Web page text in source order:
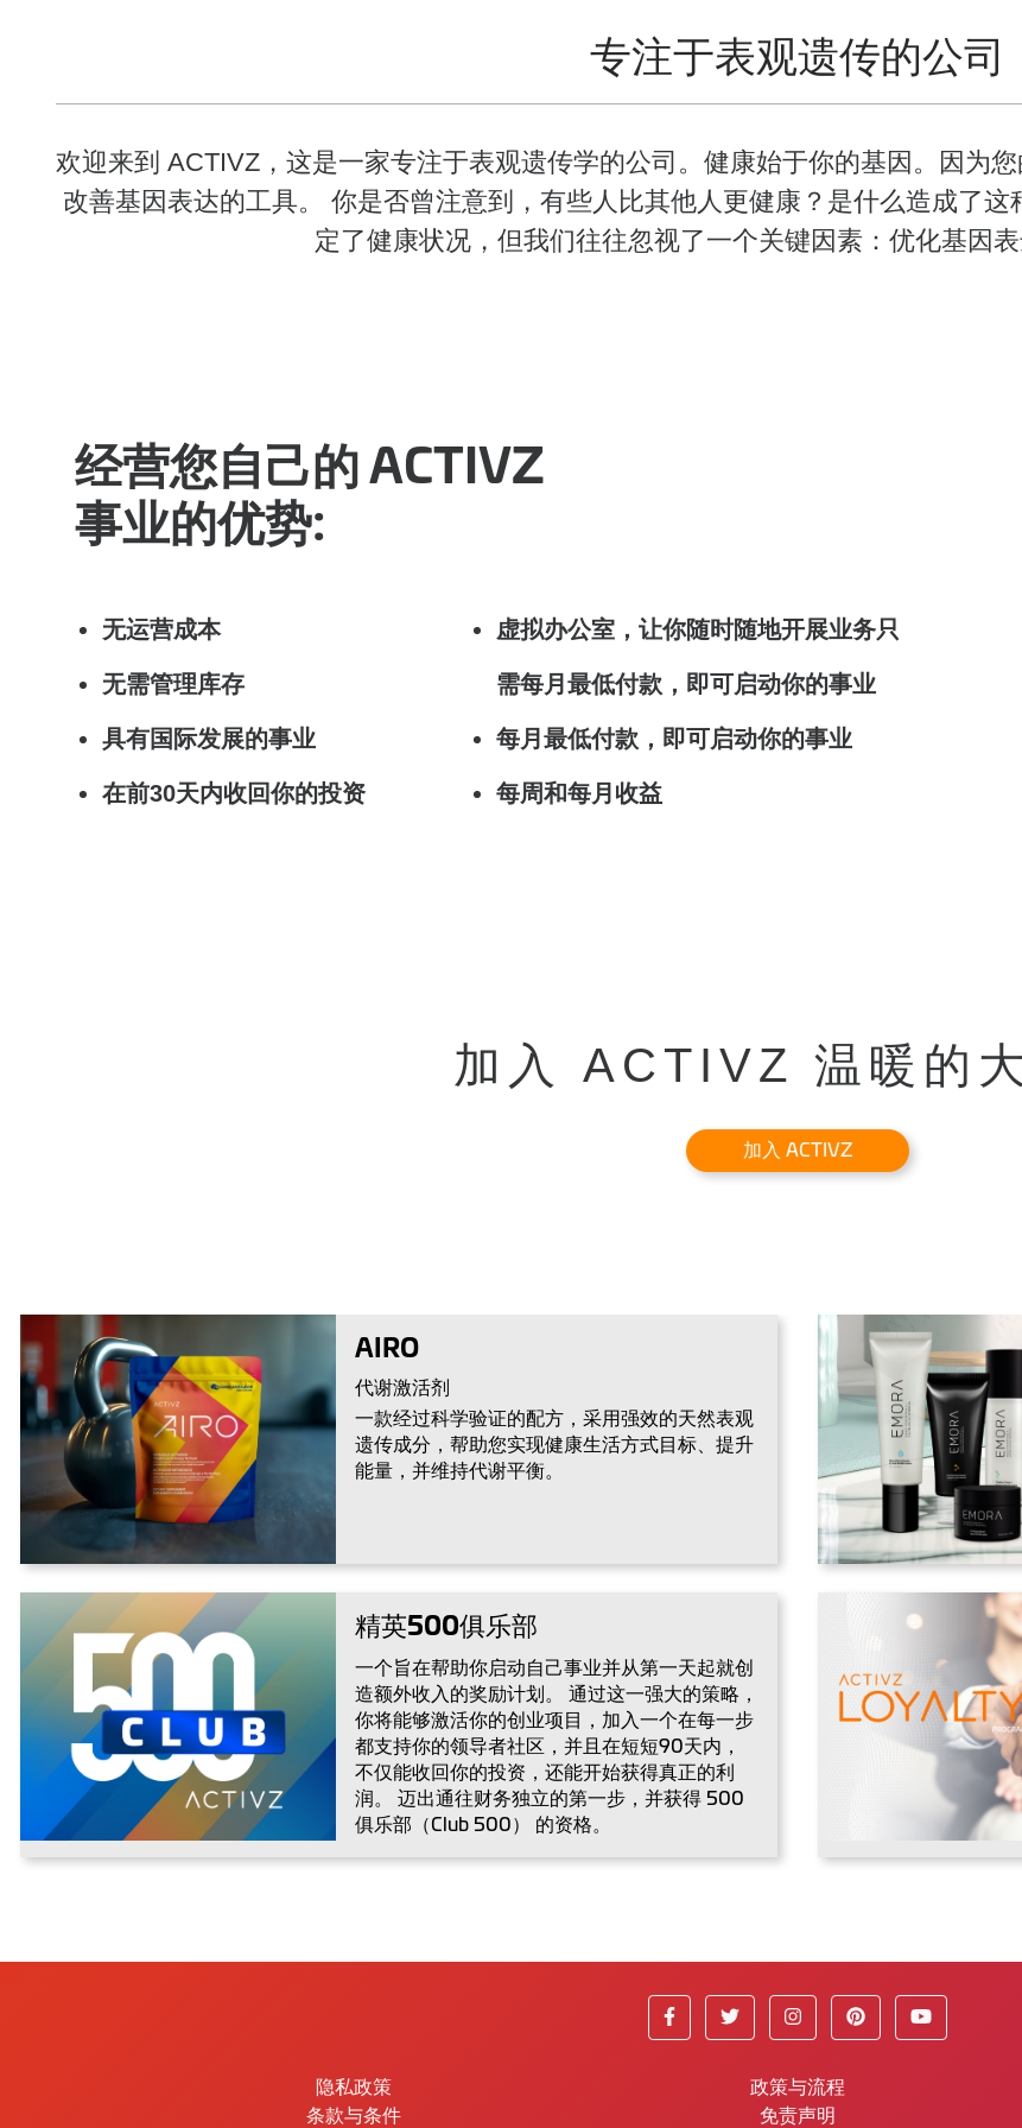
专注于表观遗传的公司
欢迎来到 ACTIVZ，这是一家专注于表观遗传学的公司。健康始于你的基因。因为
改善基因表达的工具。 你是否曾注意到，有些人比其他人更健康？是什么造成了
定了健康状况，但我们往往忽视了一个关键因素：优化基因表
经营您自己的 ACTIVZ
事业的优势:
无运营成本
无需管理库存
具有国际发展的事业
在前30天内收回你的投资
虚拟办公室，让你随时随地开展业务只
需每月最低付款，即可启动你的事业
每月最低付款，即可启动你的事业
每周和每月收益
加入 ACTIVZ 温暖的
加入 ACTIVZ
AIRO
代谢激活剂
一款经过科学验证的配方，采用强效的天然表观
遗传成分，帮助您实现健康生活方式目标、提升
能量，并维持代谢平衡。
精英500俱乐部
一个旨在帮助你启动自己事业并从第一天起就创
造额外收入的奖励计划。 通过这一强大的策略，
你将能够激活你的创业项目，加入一个在每一步
都支持你的领导者社区，并且在短短90天内，
不仅能收回你的投资，还能开始获得真正的利
润。 迈出通往财务独立的第一步，并获得 500
俱乐部（Club 500） 的资格。
隐私政策
条款与条件
政策与流程
免责声明